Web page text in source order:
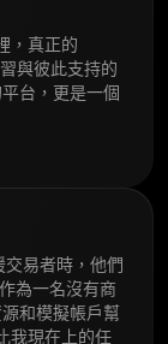
，真正的
與彼此支持的
台，更是一個
易者時，他們
為一名沒有商
和模擬帳戶幫
我現在上的任